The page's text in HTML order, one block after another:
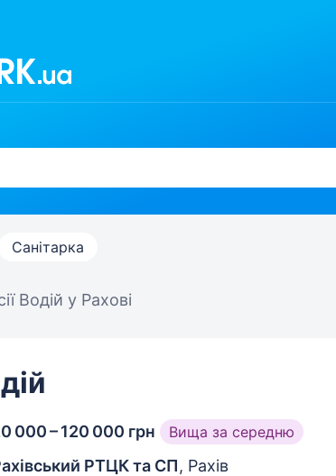
Санітарка
Водій у Рахові
000 – 120 000 грн Вища за середню
РТЦК та СП, Рахів